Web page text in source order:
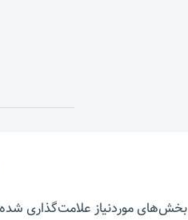
بخش‌های موردنیاز علامت‌گذاری